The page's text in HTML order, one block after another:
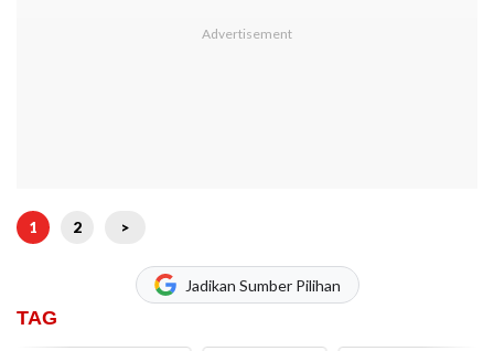
1 2 >
Jadikan Sumber Pilihan
TAG